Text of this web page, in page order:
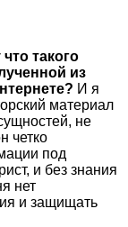
что такого
из
И я
материал
не
четко
под
и без знания
нет
и защищать